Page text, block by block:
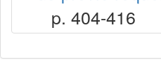
p. 404-416